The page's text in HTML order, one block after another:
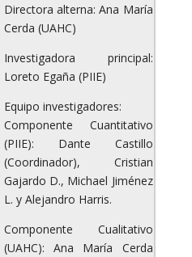
Directora alterna: Ana María
Cerda (UAHC)
Investigadora principal:
Loreto Egaña (PIIE)
Equipo investigadores:
Componente Cuantitativo
(PIIE): Dante Castillo
(Coordinador), Cristian
Gajardo D., Michael Jiménez
L. y Alejandro Harris.
Componente Cualitativo
(UAHC): Ana María Cerda